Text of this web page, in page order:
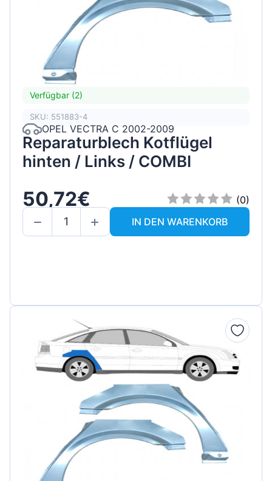
Verfügbar (2)
SKU: 551883-4
OPEL VECTRA C 2002-2009
Reparaturblech Kotflügel
hinten / Links / COMBI
50,72€
(0)
IN DEN WARENKORB